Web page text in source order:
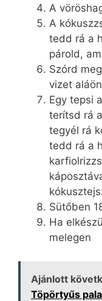
A
A
tedd rá a
párold,
Szórd
vizet
Egy tepsi
terítsd rá
tegyél rá
tedd rá a
Sütőben
Ha
melegen
Ajánlott
Töpörtyűs